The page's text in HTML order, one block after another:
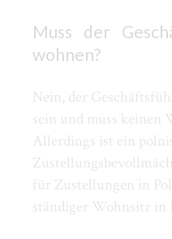
Muss der
wohnen?
Nein, der
sein und muss keinen
Allerdings ist ein
für Zustellungen in
ständiger Wohnsitz in